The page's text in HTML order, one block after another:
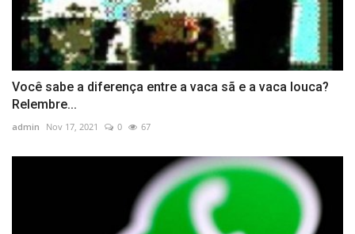
Você sabe a diferença entre a vaca sã e a vaca louca?
Relembre...
admin Nov 17, 2021 0 67